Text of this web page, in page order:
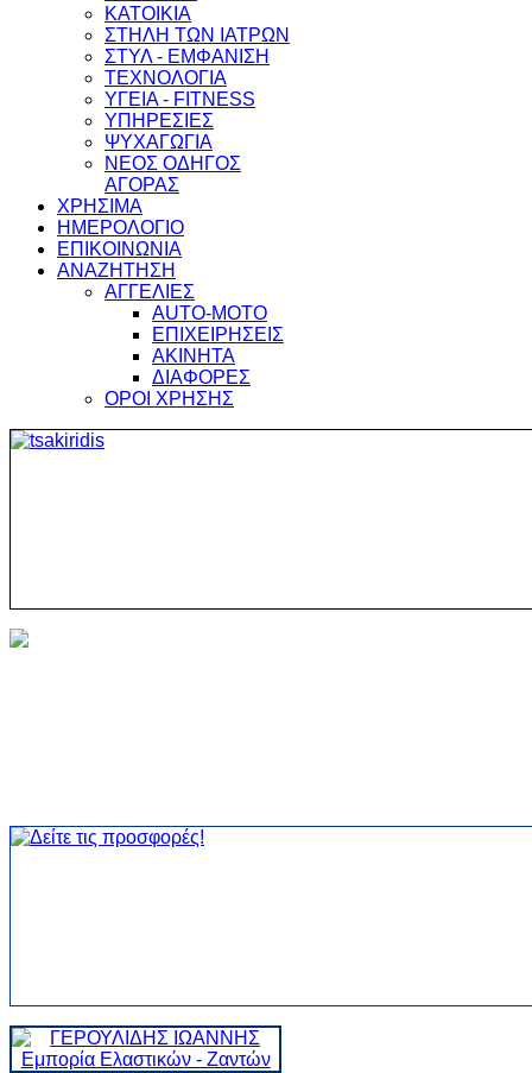
ΚΑΤΟΙΚΙΑ
ΣΤΗΛΗ ΤΩΝ ΙΑΤΡΩΝ
ΣΤΥΛ - ΕΜΦΑΝΙΣΗ
ΤΕΧΝΟΛΟΓΙΑ
ΥΓΕΙΑ - FITNESS
ΥΠΗΡΕΣΙΕΣ
ΨΥΧΑΓΩΓΙΑ
ΝΕΟΣ ΟΔΗΓΟΣ
ΑΓΟΡΑΣ
ΧΡΗΣΙΜΑ
ΗΜΕΡΟΛΟΓΙΟ
ΕΠΙΚΟΙΝΩΝΙΑ
ΑΝΑΖΗΤΗΣΗ
ΑΓΓΕΛΙΕΣ
AUTO-MOTO
ΕΠΙΧΕΙΡΗΣΕΙΣ
ΑΚΙΝΗΤΑ
ΔΙΑΦΟΡΕΣ
ΟΡΟΙ ΧΡΗΣΗΣ